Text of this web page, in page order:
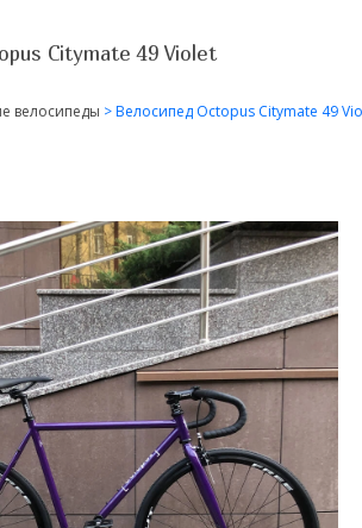
Citymate 49 Violet
велосипеды >Велосипед Octopus Citymate 49